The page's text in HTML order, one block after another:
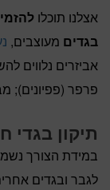
אצלנו תוכלו
בגדים מעוצבים,
אביזרים נלווים
פרפר (פפיונים);
תיקון
במידת הצורך
לגבר ובגדים